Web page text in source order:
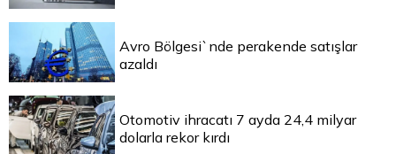
Avro Bölgesi`nde perakende satışlar
azaldı
Otomotiv ihracatı 7 ayda 24,4 milyar
dolarla rekor kırdı